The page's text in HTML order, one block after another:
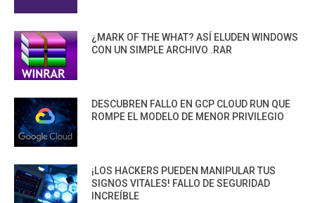
¿MARK OF THE WHAT? ASÍ ELUDEN WINDOWS
CON UN SIMPLE ARCHIVO .RAR
DESCUBREN FALLO EN GCP CLOUD RUN QUE
ROMPE EL MODELO DE MENOR PRIVILEGIO
¡LOS HACKERS PUEDEN MANIPULAR TUS
SIGNOS VITALES! FALLO DE SEGURIDAD
INCREÍBLE